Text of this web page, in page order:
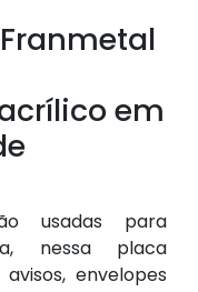
em
usadas para
nessa placa
envelopes